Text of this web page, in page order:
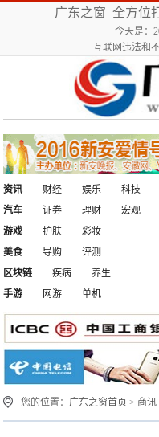
广东之窗_全方位
今天是：
互联网违法和
资讯 财经 娱乐
科技
汽车
证券 理财 宏观
游戏
护肤
彩妆
美食
导购 评测
区块链
疾病
养生
手游
网游 单机
您的位置： 广东之窗首页 > 商讯